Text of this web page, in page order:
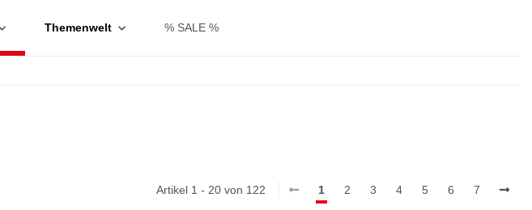
Themenwelt % SALE %
Artikel 1 - 20 von 122 1 2 3 4 5 6 7